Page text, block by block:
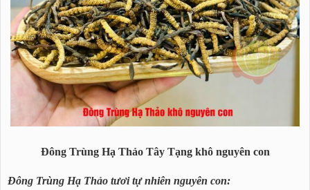
Đông Trùng Hạ Thảo Tây Tạng khô nguyên con
Đông Trùng Hạ Thảo tươi tự nhiên nguyên con: